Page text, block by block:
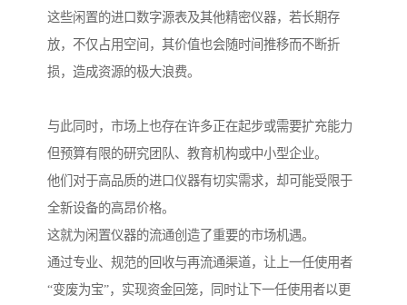
这些闲置的进口数字源表及其他精密仪器，若长期存
放，不仅占用空间，其价值也会随时间推移而不断折
损，造成资源的极大浪费。
与此同时，市场上也存在许多正在起步或需要扩充能力
但预算有限的研究团队、教育机构或中小型企业。
他们对于高品质的进口仪器有切实需求，却可能受限于
全新设备的高昂价格。
这就为闲置仪器的流通创造了重要的市场机遇。
通过专业、规范的回收与再流通渠道，让上一任使用者
“变废为宝”，实现资金回笼，同时让下一任使用者以更